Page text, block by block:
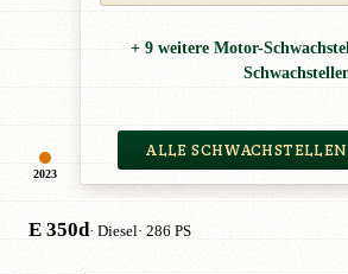
2023
+ 9 weitere Motor-
ALLE
E 350d· Diesel· 286 PS